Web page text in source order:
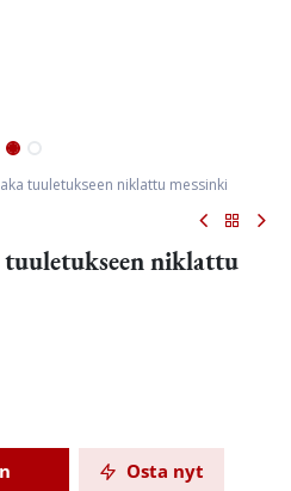
tuuletukseen niklattu messinki
niklattu
Osta nyt